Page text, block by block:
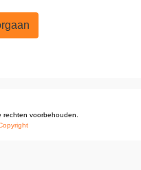
voorbehouden.